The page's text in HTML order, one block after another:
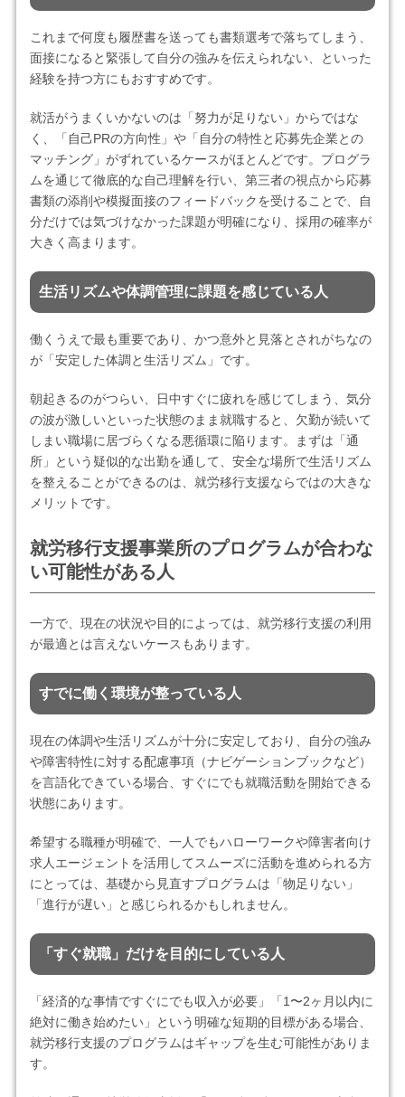
これまで何度も履歴書を送っても書類選考で落ちてしまう、
面接になると緊張して自分の強みを伝えられない、といった
経験を持つ方にもおすすめです。
就活がうまくいかないのは「努力が足りない」からではな
く、「自己PRの方向性」や「自分の特性と応募先企業との
マッチング」がずれているケースがほとんどです。プログラ
ムを通じて徹底的な自己理解を行い、第三者の視点から応募
書類の添削や模擬面接のフィードバックを受けることで、自
分だけでは気づけなかった課題が明確になり、採用の確率が
大きく高まります。
生活リズムや体調管理に課題を感じている人
働くうえで最も重要であり、かつ意外と見落とされがちなの
が「安定した体調と生活リズム」です。
朝起きるのがつらい、日中すぐに疲れを感じてしまう、気分
の波が激しいといった状態のまま就職すると、欠勤が続いて
しまい職場に居づらくなる悪循環に陥ります。まずは「通
所」という疑似的な出勤を通して、安全な場所で生活リズム
を整えることができるのは、就労移行支援ならではの大きな
メリットです。
就労移行支援事業所のプログラムが合わな
い可能性がある人
一方で、現在の状況や目的によっては、就労移行支援の利用
が最適とは言えないケースもあります。
すでに働く環境が整っている人
現在の体調や生活リズムが十分に安定しており、自分の強み
や障害特性に対する配慮事項（ナビゲーションブックなど）
を言語化できている場合、すぐにでも就職活動を開始できる
状態にあります。
希望する職種が明確で、一人でもハローワークや障害者向け
求人エージェントを活用してスムーズに活動を進められる方
にとっては、基礎から見直すプログラムは「物足りない」
「進行が遅い」と感じられるかもしれません。
「すぐ就職」だけを目的にしている人
「経済的な事情ですぐにでも収入が必要」「1〜2ヶ月以内に
絶対に働き始めたい」という明確な短期的目標がある場合、
就労移行支援のプログラムはギャップを生む可能性がありま
す。